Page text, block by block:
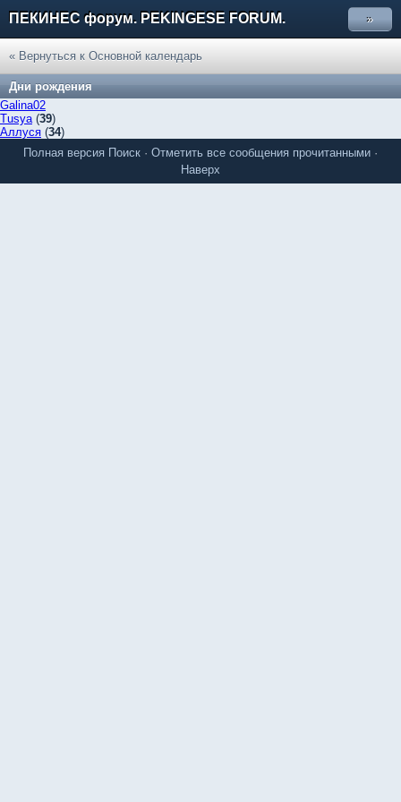
ПЕКИНЕС форум. PEKINGESE FORUM. »
« Вернуться к Основной календарь
Дни рождения
Galina02
Tusya(39)
Аллуся (34)
Полная версия Поиск · Отметить все сообщения прочитанными ·
Наверх